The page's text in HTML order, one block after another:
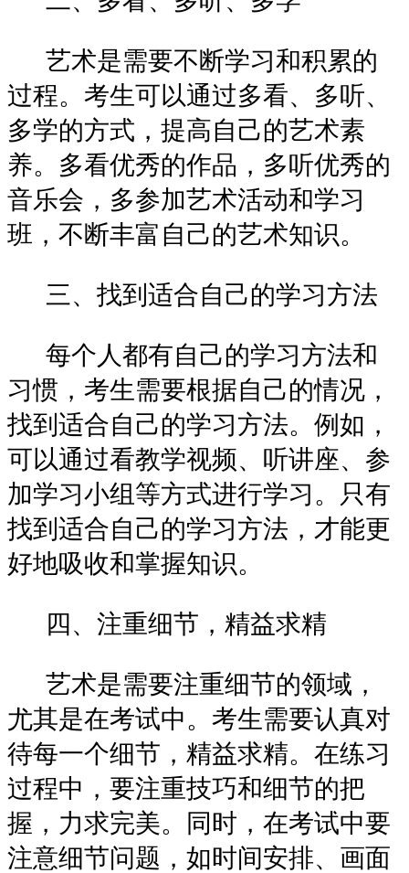
艺术是需要不断学习和积累的
过程。考生可以通过多看、多听、
多学的方式，提高自己的艺术素
养。多看优秀的作品，多听优秀的
音乐会，多参加艺术活动和学习
班，不断丰富自己的艺术知识。
三、找到适合自己的学习方法
每个人都有自己的学习方法和
习惯，考生需要根据自己的情况，
找到适合自己的学习方法。例如，
可以通过看教学视频、听讲座、参
加学习小组等方式进行学习。只有
找到适合自己的学习方法，才能更
好地吸收和掌握知识。
四、注重细节，精益求精
艺术是需要注重细节的领域，
尤其是在考试中。考生需要认真对
待每一个细节，精益求精。在练习
过程中，要注重技巧和细节的把
握，力求完美。同时，在考试中要
注意细节问题，如时间安排、画面